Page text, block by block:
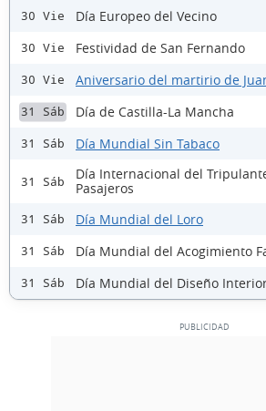
30 Vie Día Europeo del Vecino
30 Vie Festividad de San Fernando
30 Vie Aniversario del martirio de
31 Sáb Día de Castilla-La Mancha
31 Sáb Día Mundial Sin Tabaco
31 Sáb
Día Internacional del
Pasajeros
31 Sáb Día Mundial del Loro
31 Sáb Día Mundial del Acogimiento
31 Sáb Día Mundial del Diseño